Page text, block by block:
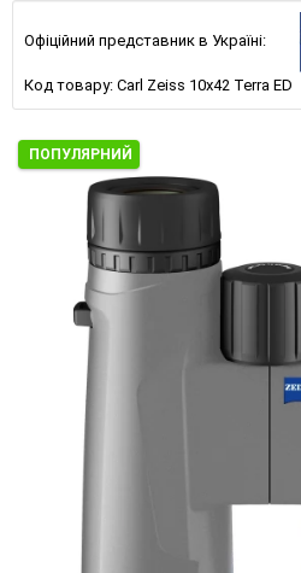
Офіційний представник в Україні:
Код товару: Carl Zeiss 10х42 Terra ED
ПОПУЛЯРНИЙ